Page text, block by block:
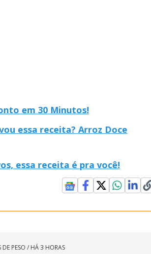
em 30 Minutos!
essa receita? Arroz Doce
essa receita é pra você!
DE PESO / HÁ 3 HORAS